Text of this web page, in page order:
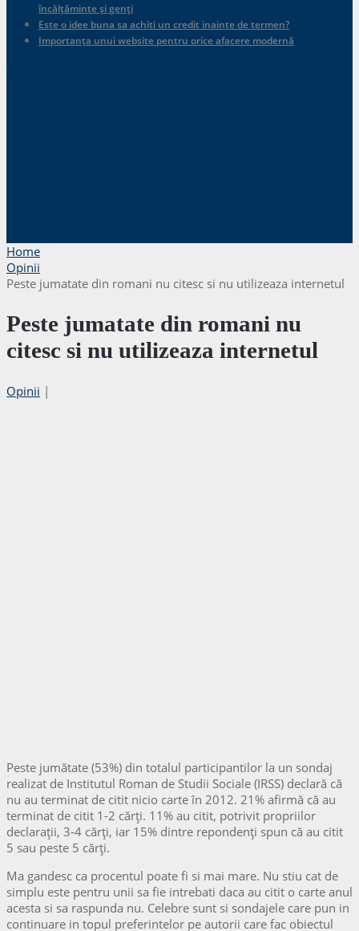
încălțăminte și genți
Este o idee buna sa achiti un credit inainte de termen?
Importanța unui website pentru orice afacere modernă
.
Home
Opinii
Peste jumatate din romani nu citesc si nu utilizeaza internetul
Peste jumatate din romani nu
citesc si nu utilizeaza internetul
Opinii |
Peste jumătate (53%) din totalul participantilor la un sondaj
realizat de Institutul Roman de Studii Sociale (IRSS) declară că
nu au terminat de citit nicio carte în 2012. 21% afirmă că au
terminat de citit 1-2 cărţi. 11% au citit, potrivit propriilor
declaraţii, 3-4 cărţi, iar 15% dintre repondenţi spun că au citit
5 sau peste 5 cărţi.
Ma gandesc ca procentul poate fi si mai mare. Nu stiu cat de
simplu este pentru unii sa fie intrebati daca au citit o carte anul
acesta si sa raspunda nu. Celebre sunt si sondajele care pun in
continuare in topul preferintelor pe autorii care fac obiectul